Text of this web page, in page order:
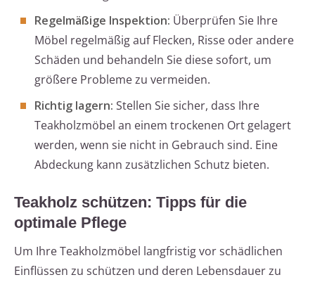
Regelmäßige Inspektion: Überprüfen Sie Ihre
Möbel regelmäßig auf Flecken, Risse oder andere
Schäden und behandeln Sie diese sofort, um
größere Probleme zu vermeiden.
Richtig lagern: Stellen Sie sicher, dass Ihre
Teakholzmöbel an einem trockenen Ort gelagert
werden, wenn sie nicht in Gebrauch sind. Eine
Abdeckung kann zusätzlichen Schutz bieten.
Teakholz schützen: Tipps für die
optimale Pflege
Um Ihre Teakholzmöbel langfristig vor schädlichen
Einflüssen zu schützen und deren Lebensdauer zu